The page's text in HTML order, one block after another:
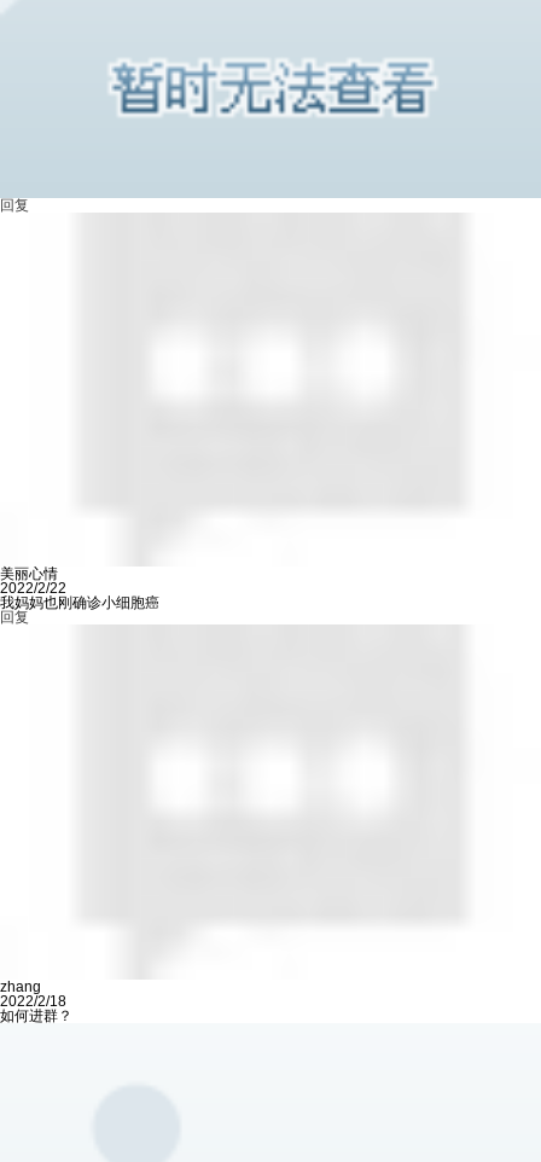
回复
美丽心情
2022/2/22
我妈妈也刚确诊小细胞癌
回复
zhang
2022/2/18
如何进群？